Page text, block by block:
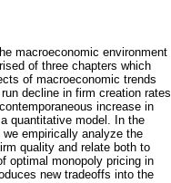
macroeconomic environment
of three chapters which
of macroeconomic trends
decline in firm creation rates
increase in
quantitative model. In the
empirically analyze the
quality and relate both to
optimal monopoly pricing in
new tradeoffs into the